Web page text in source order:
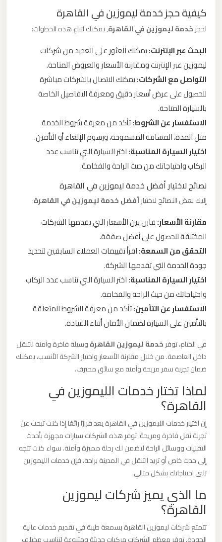
كيفية حجز خدمة ليموزين في القاهرة
لحجزخدمة ليموزين في القاهرة, يمكنك اتباع هذه الخطوات:
البحث عبر الإنترنت:يمكنك العثور على العديد من شركات
ليموزين عبر الإنترنت ومقارنة الأسعار والعروض المتاحة.
التواصل مع الشركات:يمكنك الاتصال بالشركات مباشرة
للحصول على عرض أسعار دقيق ومعرفة التفاصيل الخاصة
بالسيارة المتاحة.
الاستفسار عن الشروط:تأكد من معرفة شروط الخدمة
مثل المدة، المسافة المسموحة، ورسوم الإلغاء أو التأمين.
اختيار السيارة المناسبة:اختر السيارة التي تناسب عدد
الركاب واحتياجاتك من حيث الراحة والفخامة.
نصائح لاختيار أفضل خدمة ليموزين في القاهرة
إليك بعض النصائح لاختيارأفضل خدمة ليموزين في القاهرة:
مقارنة الأسعار:قارن بين الأسعار التي تقدمها الشركات
المختلفة للحصول على أفضل صفقة.
التحقق من السمعة:اقرأ تقييمات العملاء السابقين لتحديد
جودة الخدمة التي تقدمها الشركة.
اختيار السيارة المناسبة:اختر السيارة التي تناسب عدد الركاب
واحتياجاتك من حيث الراحة والفخامة.
الاستفسار عن التأمين:تأكد من معرفة الشروط المتعلقة
بالتأمين على السيارة لضمان الأمان أثناء القيادة.
في الختام، توفرخدمة ليموزين القاهرةوسيلة فاخرة وآمنة للتنقل
داخل العاصمة. من خلال مقارنة الأسعار واختيار الشركة الأنسب، يمكنك
ضمان تجربة سفر مريحة وآمنة مع سائق محترف.
لماذا تختار خدمات الليموزين في
القاهرة؟
إن اختيار خدمات الليموزين في القاهرة يعد قرارًا رائعًا إذا كنت تبحث عن
تجربة نقل فاخرة ومريحة. توفر هذه الشركات سيارات مجهزة بأحدث
التقنيات ووسائل الراحة لتضمن لك رحلة مميزة وآمنة. سواء كنت تتجه
إلى حدث خاص أو تريد التنقل في المدينة براحة، فإن خدمات الليموزين
تلبي احتياجاتك بشكل مثالي.
ما الذي يميز شركات ليموزين
القاهرة؟
تتمتع شركات ليموزين القاهرة بسمعة طيبة في تقديم خدمات عالية
ليموزين
الاسكندرية
مطار
القاهرة
ليموزين
مطار
مرسي
مطروح
ليموزين
مطار
ليموزين
مطار
سفنكس
ليموزين
مطار
العرب
والإسكندرية
ليموزين
مطار
العرب
مرسي
مطروح
ليموزين
العرب